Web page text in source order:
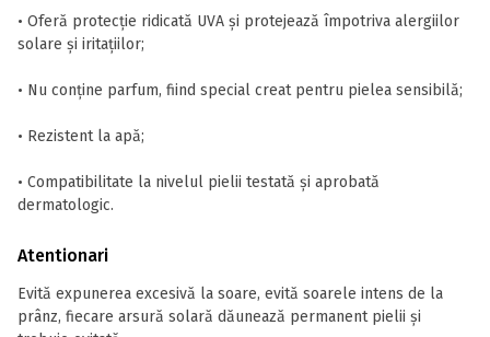
• Oferă protecție ridicată UVA și protejează împotriva alergiilor
solare și iritațiilor;
• Nu conține parfum, fiind special creat pentru pielea sensibilă;
• Rezistent la apă;
• Compatibilitate la nivelul pielii testată și aprobată
dermatologic.
Atentionari
Evită expunerea excesivă la soare, evită soarele intens de la
prânz, fiecare arsură solară dăunează permanent pielii și